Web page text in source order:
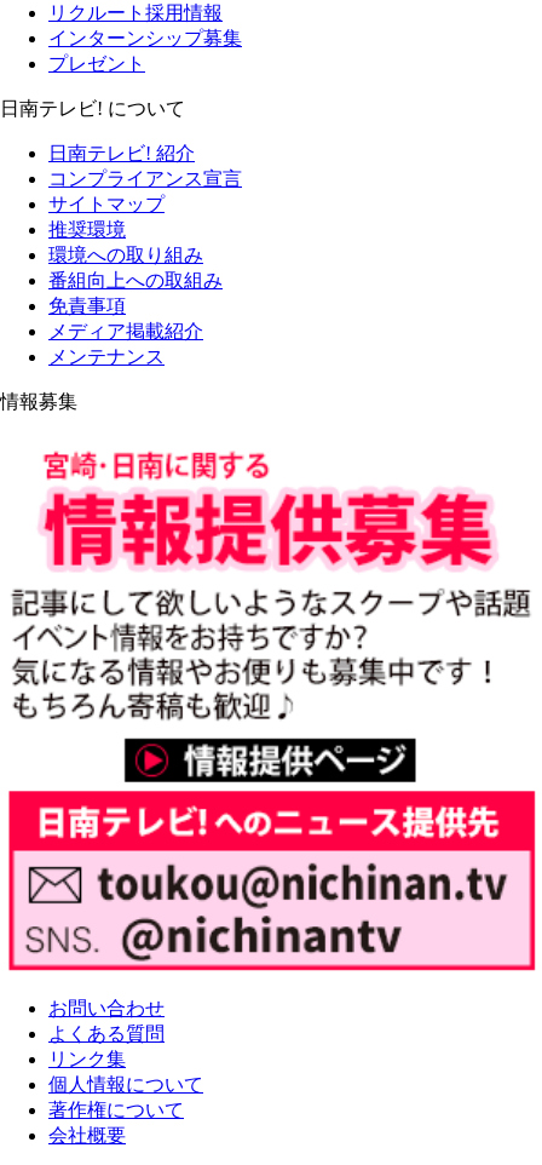
リクルート採用情報
インターンシップ募集
プレゼント
日南テレビ! について
日南テレビ! 紹介
コンプライアンス宣言
サイトマップ
推奨環境
環境への取り組み
番組向上への取組み
免責事項
メディア掲載紹介
メンテナンス
情報募集
お問い合わせ
よくある質問
リンク集
個人情報について
著作権について
会社概要